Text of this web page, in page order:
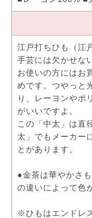
江戸打ちひも（江
手芸には欠かせな
お使いの方にはお
めです。つやっと
り、レーヨンやポ
がいいですよ。
この「中太」は直
太」でもメーカー
とがあります。
●金茶は華やかさ
の違いによって色
※ひもはエンドレ